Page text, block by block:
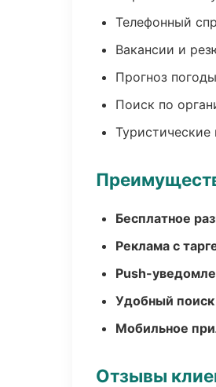
Телефонный
Вакансии и
Прогноз
Поиск по
Бесплатное
Реклама с
Push-
Удобный поиск
Мобильное
Отзывы